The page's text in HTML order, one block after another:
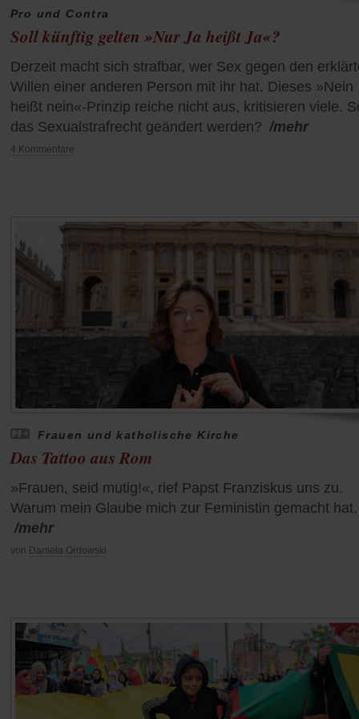
Pro und Contra
Soll künftig gelten »Nur Ja heißt Ja«?
Derzeit macht sich strafbar, wer Sex gegen den
Willen einer anderen Person mit ihr hat. Dieses »Nein
heißt nein«-Prinzip reiche nicht aus, kritisieren viele.
das Sexualstrafrecht geändert werden? /mehr
4 Kommentare
Frauen und katholische Kirche
Das Tattoo aus Rom
»Frauen, seid mutig!«, rief Papst Franziskus uns zu.
Warum mein Glaube mich zur Feministin gemacht hat.
/mehr
von Daniela Ordowski